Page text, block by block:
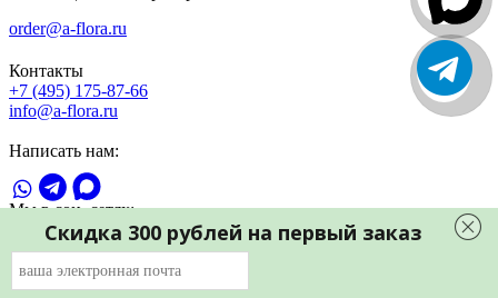
Скидка 300 рублей на первый заказ
order@a-flora.ru
Контакты
+7 (495) 175-87-66
info@a-flora.ru
Написать нам:
Мы в соц. сетях: